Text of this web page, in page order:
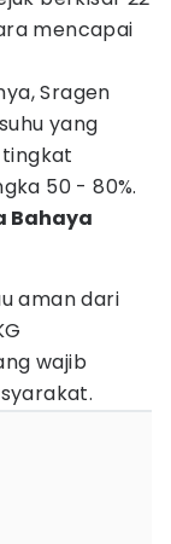
mencapai
Sragen
yang
50 - 80%.
Bahaya
aman dari
wajib